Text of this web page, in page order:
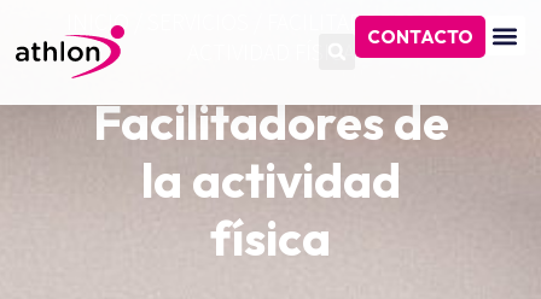
CONTACTO
INICIO
FACILITADORES DE LA
Facilitadores de
la actividad
física